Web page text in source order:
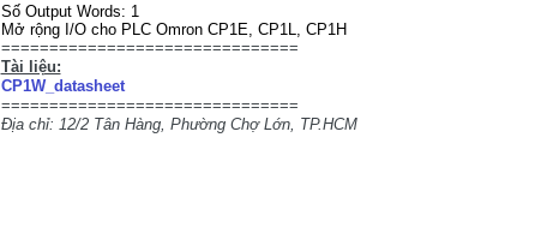
Số Output Words: 1
Mở rộng I/O cho PLC Omron CP1E, CP1L, CP1H
===============================
Tài liệu:
CP1W_datasheet
===============================
Địa chỉ: 12/2 Tân Hàng, Phường Chợ Lớn, TP.HCM